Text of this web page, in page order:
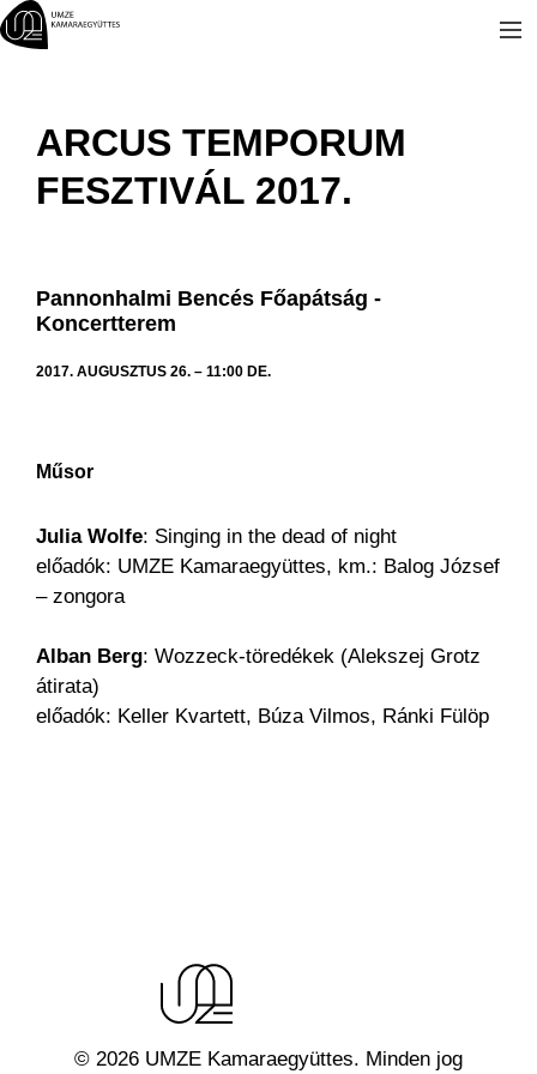
Kilépés
a
ARCUS TEMPORUM
FESZTIVÁL 2017.
Pannonhalmi Bencés Főapátság -
Koncertterem
2017. AUGUSZTUS 26. – 11:00 DE.
Műsor
Julia Wolfe: Singing in the dead of night
előadók: UMZE Kamaraegyüttes, km.: Balog József
– zongora
Alban Berg: Wozzeck-töredékek (Alekszej Grotz
átirata)
előadók: Keller Kvartett, Búza Vilmos, Ránki Fülöp
© 2026 UMZE Kamaraegyüttes. Minden jog